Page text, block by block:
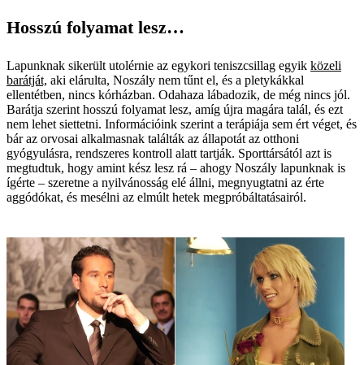
Hosszú folyamat lesz…
Lapunknak sikerült utolérnie az egykori teniszcsillag egyik közeli
barátját, aki elárulta, Noszály nem tűnt el, és a pletykákkal
ellentétben, nincs kórházban. Odahaza lábadozik, de még nincs jól.
Barátja szerint ­hosszú folyamat lesz, amíg újra magára talál, és ezt
nem lehet siettetni. Információink szerint a terápiája sem ért véget, és
bár az orvosai alkalmasnak találták az állapotát az otthoni
gyógyulásra, rendszeres kontroll alatt tartják. Sporttársától azt is
megtudtuk, hogy amint kész lesz rá – ahogy Noszály lapunknak is
ígérte – szeretne a nyilvánosság elé állni, megnyugtatni az érte
aggódókat, és mesélni az elmúlt hetek megpróbáltatásairól.